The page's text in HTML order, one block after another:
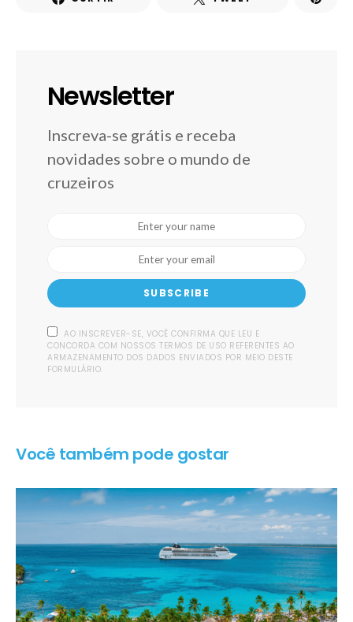
Newsletter
Inscreva-se grátis e receba
novidades sobre o mundo de
cruzeiros
SUBSCRIBE
AO INSCREVER-SE, VOCÊ CONFIRMA QUE LEU E
CONCORDA COM NOSSOS TERMOS DE USO REFERENTES AO
ARMAZENAMENTO DOS DADOS ENVIADOS POR MEIO DESTE
FORMULÁRIO.
Você também pode gostar